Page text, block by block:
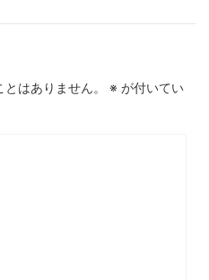
はありません。 ※ が付いてい